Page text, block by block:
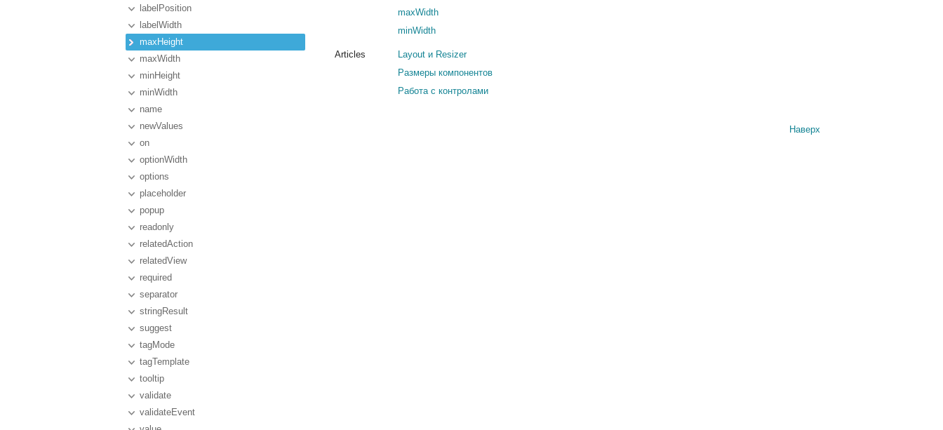
labelPosition
labelWidth
maxHeight
maxWidth
minHeight
minWidth
name
newValues
on
optionWidth
options
placeholder
popup
readonly
relatedAction
relatedView
required
separator
stringResult
suggest
tagMode
tagTemplate
tooltip
validate
validateEvent
maxWidth
minWidth
Articles
Layout и Resizer
Размеры компонентов
Работа с контролами
Наверх